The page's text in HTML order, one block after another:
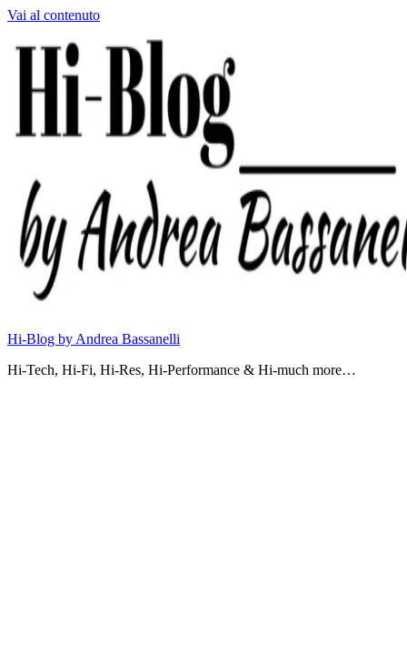
Vai al contenuto
Hi-Blog by Andrea Bassanelli
Hi-Tech, Hi-Fi, Hi-Res, Hi-Performance & Hi-much more…